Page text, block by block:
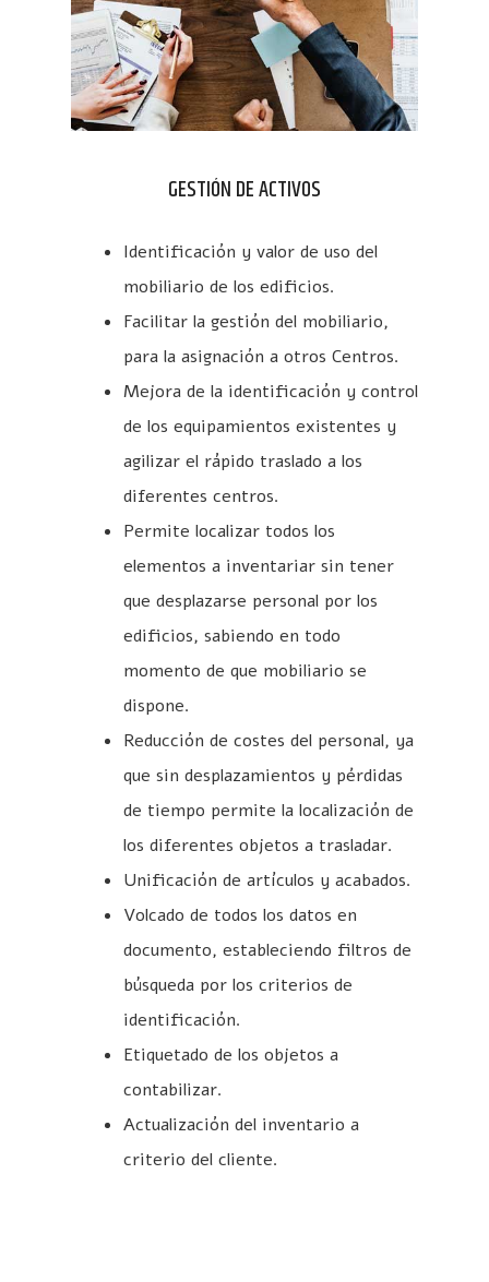
GESTIÓN DE ACTIVOS
Identificación y valor de uso del
mobiliario de los edificios.
Facilitar la gestión del mobiliario,
para la asignación a otros Centros.
Mejora de la identificación y control
de los equipamientos existentes y
agilizar el rápido traslado a los
diferentes centros.
Permite localizar todos los
elementos a inventariar sin tener
que desplazarse personal por los
edificios, sabiendo en todo
momento de que mobiliario se
dispone.
Reducción de costes del personal, ya
que sin desplazamientos y pérdidas
de tiempo permite la localización de
los diferentes objetos a trasladar.
Unificación de artículos y acabados.
Volcado de todos los datos en
documento, estableciendo filtros de
búsqueda por los criterios de
identificación.
Etiquetado de los objetos a
contabilizar.
Actualización del inventario a
criterio del cliente.